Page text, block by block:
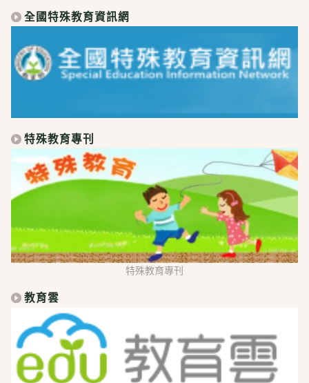
全國特殊教育資訊網
特殊教育專刊
特殊教育專刊
教育雲